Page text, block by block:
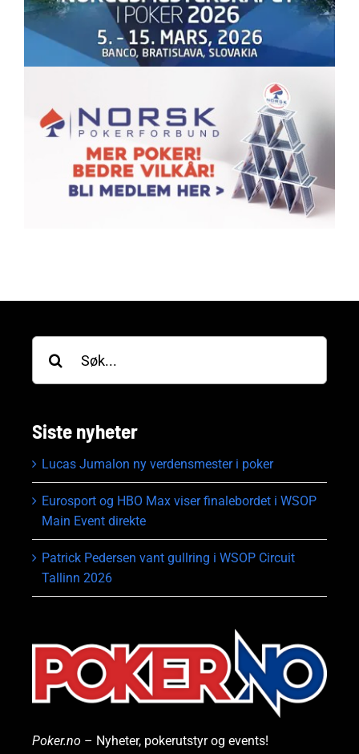
etter:
Siste nyheter
Lucas Jumalon ny verdensmester i poker
Eurosport og HBO Max viser finalebordet i WSOP
Main Event direkte
Patrick Pedersen vant gullring i WSOP Circuit
Tallinn 2026
Poker.no – Nyheter, pokerutstyr og events!